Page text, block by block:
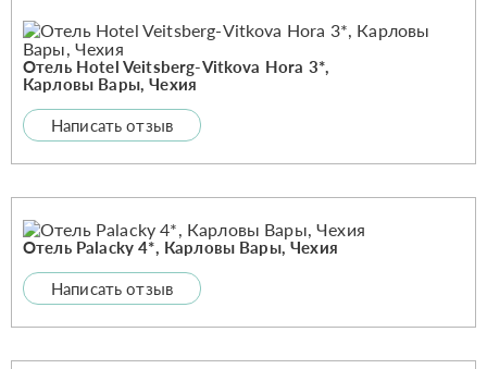
Отель Hotel Veitsberg-Vitkova Hora 3*,
Карловы Вары, Чехия
Написать отзыв
Отель Palacky 4*, Карловы Вары, Чехия
Написать отзыв